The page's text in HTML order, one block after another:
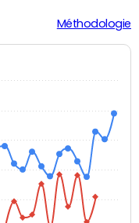
Méthodologie